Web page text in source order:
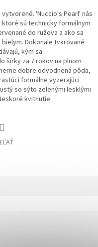
vytvorené. 'Nuccio's Pearl' nás
sú technicky formálnym
do ružova a ako sa
Dokonale tvarované
kým sa
šírky za 7 rokov na plnom
dobre odvodnená pôda,
formálne vyzerajúci
so sýto zelenými lesklými
kvitnutie.